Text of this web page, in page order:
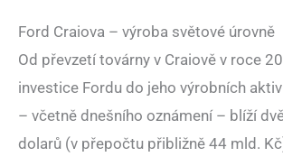
Ford Craiova – výroba světové úrovně
Od převzetí továrny v Craiově v roce
investice Fordu do jeho výrobních
– včetně dnešního oznámení – blíží
dolarů (v přepočtu přibližně 44 mld.